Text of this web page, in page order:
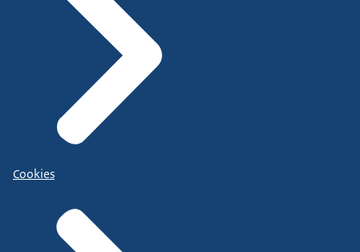
Cookies